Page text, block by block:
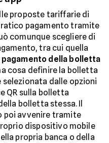
proposte tariffarie di
pagamento tramite
comunque scegliere di
tra cui quella
pagamento della bolletta
cosa definire la bolletta
selezionata dalle opzioni
QR sulla bolletta
bolletta stessa. Il
poi avvenire tramite
dispositivo mobile
propria banca o della